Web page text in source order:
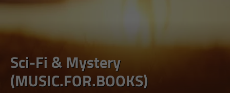
Sci-Fi & Mystery
(MUSIC.FOR.BOOKS)